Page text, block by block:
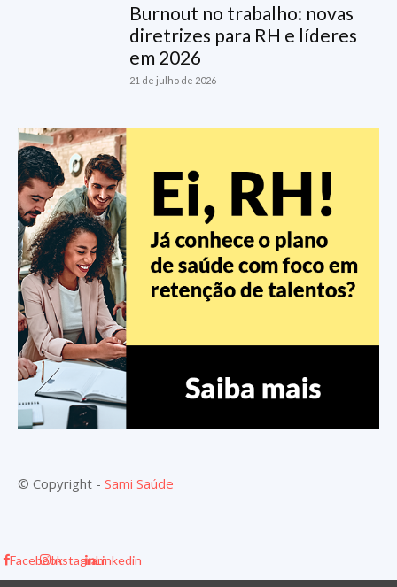
Burnout no trabalho: novas
diretrizes para RH e líderes
em 2026
21 de julho de 2026
© Copyright - Sami Saúde
FacebookInstagramLinkedin